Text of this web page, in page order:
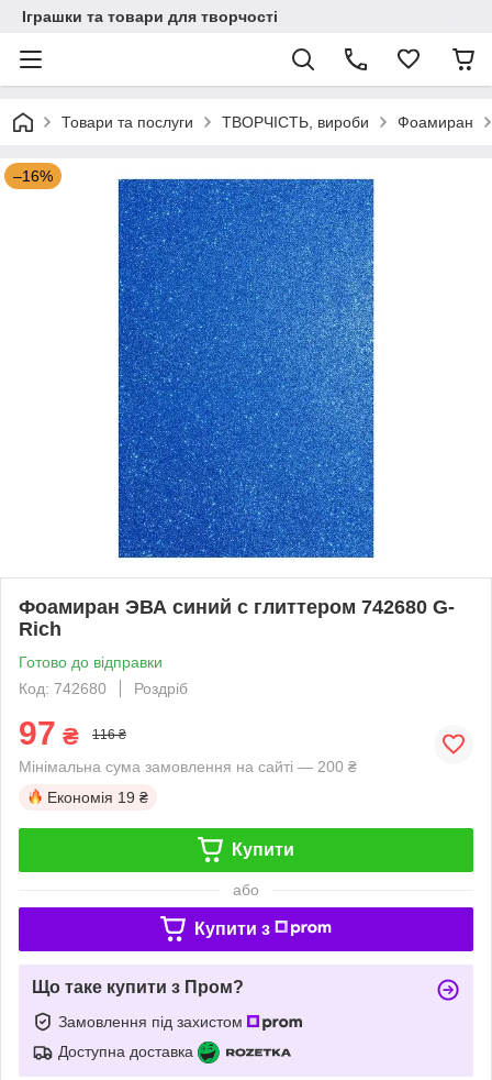
Іграшки та товари для творчості
Товари та послуги ТВОРЧІСТЬ, вироби Фоамиран
–16%
Фоамиран ЭВА синий с глиттером 742680 G-
Rich
Готово до відправки
Код: 742680
Роздріб
97 ₴ 116 ₴
Мінімальна сума замовлення на сайті — 200 ₴
Економія 19 ₴
Купити
або
Купити з
Що таке купити з Пром?
Замовлення під захистом
Доступна доставка